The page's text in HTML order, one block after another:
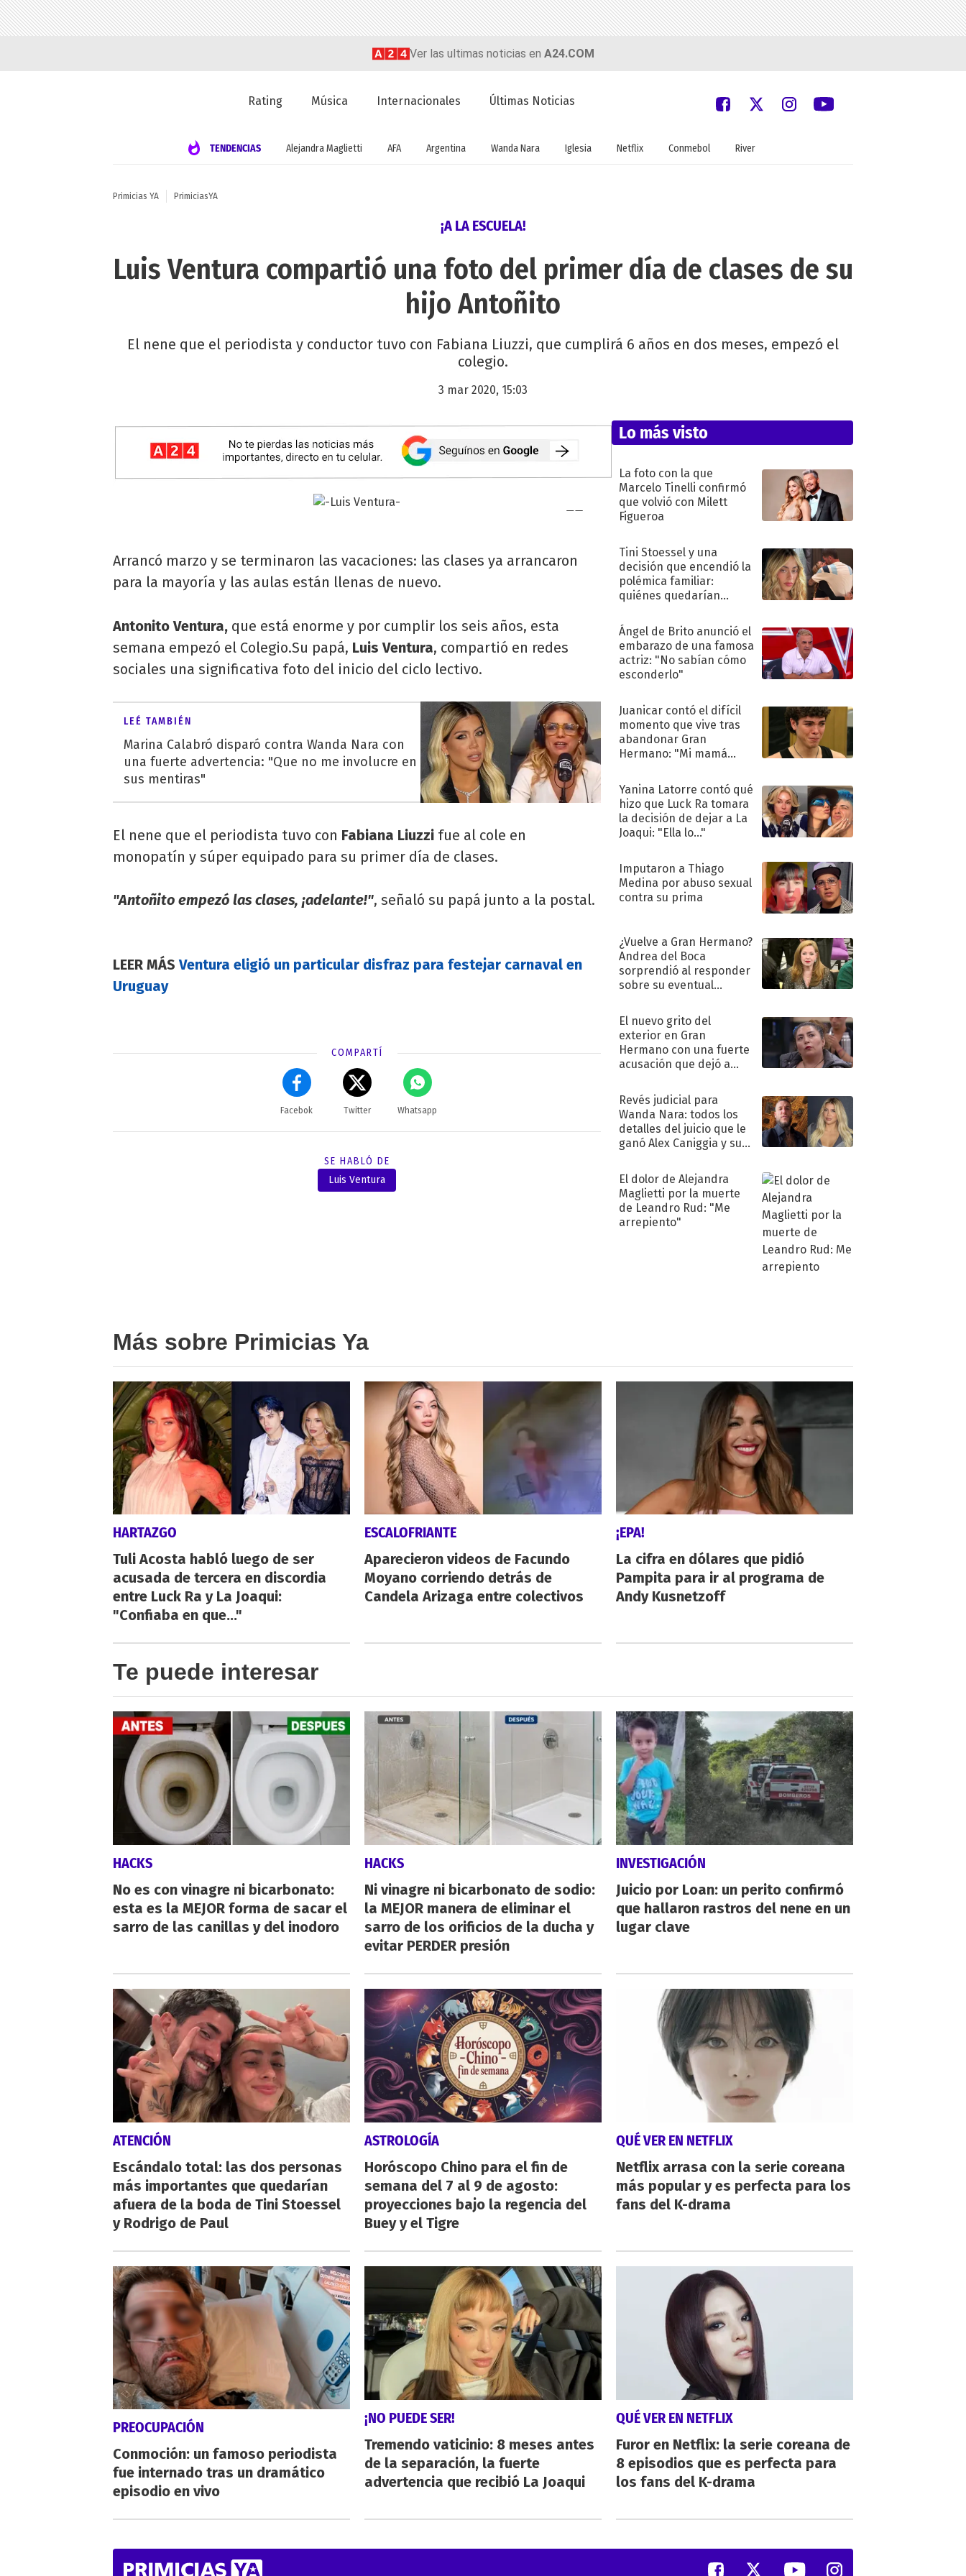
Ver las ultimas noticias en A24.COM
Rating Música Internacionales Últimas Noticias
TENDENCIAS Alejandra Maglietti AFA Argentina Wanda Nara Iglesia Netflix Conmebol River
Primicias YA PrimiciasYA
¡A LA ESCUELA!
Luis Ventura compartió una foto del primer día de clases de su
hijo Antoñito
El nene que el periodista y conductor tuvo con Fabiana Liuzzi, que cumplirá 6 años en dos meses, empezó el
colegio.
3 mar 2020, 15:03
Arrancó marzo y se terminaron las vacaciones: las clases ya arrancaron
para la mayoría y las aulas están llenas de nuevo.
Antonito Ventura, que está enorme y por cumplir los seis años, esta
semana empezó el Colegio.Su papá, Luis Ventura, compartió en redes
sociales una significativa foto del inicio del ciclo lectivo.
LEÉ TAMBIÉN
Marina Calabró disparó contra Wanda Nara con
una fuerte advertencia: "Que no me involucre en
sus mentiras"
El nene que el periodista tuvo con Fabiana Liuzzi fue al cole en
monopatín y súper equipado para su primer día de clases.
"Antoñito empezó las clases, ¡adelante!", señaló su papá junto a la postal.
LEER MÁSVentura eligió un particular disfraz para festejar carnaval en
Uruguay
COMPARTÍ
Facebok Twitter Whatsapp
SE HABLÓ DE
Luis Ventura
Lo más visto
La foto con la que
Marcelo Tinelli confirmó
que volvió con Milett
Figueroa
Tini Stoessel y una
decisión que encendió la
polémica familiar:
quiénes quedarían
Ángel de Brito anunció el
embarazo de una famosa
actriz: "No sabían cómo
esconderlo"
Juanicar contó el difícil
momento que vive tras
abandonar Gran
Hermano: "Mi mamá
Yanina Latorre contó qué
hizo que Luck Ra tomara
la decisión de dejar a La
Joaqui: "Ella lo..."
Imputaron a Thiago
Medina por abuso sexual
contra su prima
¿Vuelve a Gran Hermano?
Andrea del Boca
sorprendió al responder
sobre su eventual
El nuevo grito del
exterior en Gran
Hermano con una fuerte
acusación que dejó a
"Traidora"
Revés judicial para
Wanda Nara: todos los
detalles del juicio que le
ganó Alex Caniggia y sus
El dolor de Alejandra
Maglietti por la muerte
de Leandro Rud: "Me
arrepiento"
Más sobre Primicias Ya
HARTAZGO
Tuli Acosta habló luego de ser
acusada de tercera en discordia
entre Luck Ra y La Joaqui:
"Confiaba en que..."
ESCALOFRIANTE
Aparecieron videos de Facundo
Moyano corriendo detrás de
Candela Arizaga entre colectivos
¡EPA!
La cifra en dólares que pidió
Pampita para ir al programa de
Andy Kusnetzoff
Te puede interesar
HACKS
No es con vinagre ni bicarbonato:
esta es la MEJOR forma de sacar el
sarro de las canillas y del inodoro
HACKS
Ni vinagre ni bicarbonato de sodio:
la MEJOR manera de eliminar el
sarro de los orificios de la ducha y
evitar PERDER presión
INVESTIGACIÓN
Juicio por Loan: un perito confirmó
que hallaron rastros del nene en un
lugar clave
ATENCIÓN
Escándalo total: las dos personas
más importantes que quedarían
afuera de la boda de Tini Stoessel
y Rodrigo de Paul
ASTROLOGÍA
Horóscopo Chino para el fin de
semana del 7 al 9 de agosto:
proyecciones bajo la regencia del
Buey y el Tigre
QUÉ VER EN NETFLIX
Netflix arrasa con la serie coreana
más popular y es perfecta para los
fans del K-drama
PREOCUPACIÓN
Conmoción: un famoso periodista
fue internado tras un dramático
episodio en vivo
¡NO PUEDE SER!
Tremendo vaticinio: 8 meses antes
de la separación, la fuerte
advertencia que recibió La Joaqui
QUÉ VER EN NETFLIX
Furor en Netflix: la serie coreana de
8 episodios que es perfecta para
los fans del K-drama